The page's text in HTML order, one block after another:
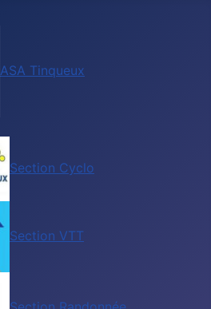
ASA Tinqueux
Section Cyclo
Section VTT